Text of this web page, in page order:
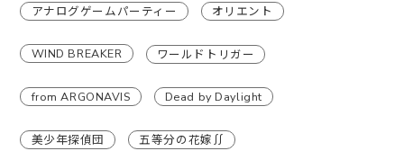
アナログゲームパーティー オリエント
WIND BREAKER ワールドトリガー
from ARGONAVIS Dead by Daylight
美少年探偵団 五等分の花嫁∬